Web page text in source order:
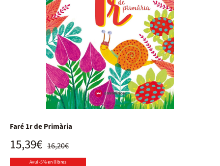
Faré 1r de Primària
16,20€
15,39€
Avui -5% en llibres